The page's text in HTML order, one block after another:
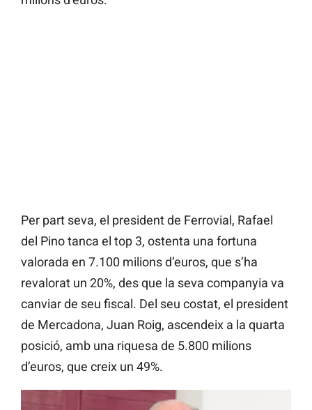
Per part seva, el president de Ferrovial, Rafael
del Pino tanca el top 3, ostenta una fortuna
valorada en 7.100 milions d’euros, que s’ha
revalorat un 20%, des que la seva companyia va
canviar de seu fiscal. Del seu costat, el president
de Mercadona, Juan Roig, ascendeix a la quarta
posició, amb una riquesa de 5.800 milions
d’euros, que creix un 49%.